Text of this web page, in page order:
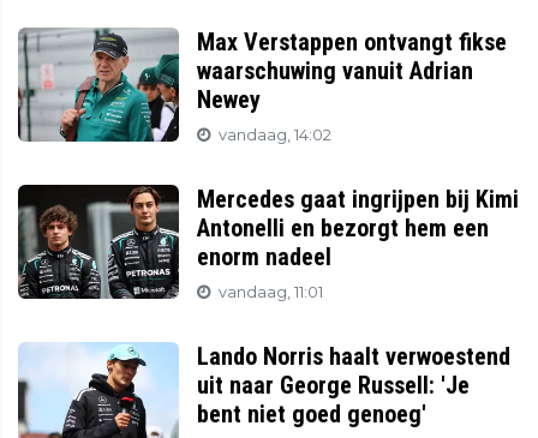
Max Verstappen ontvangt fikse
waarschuwing vanuit Adrian
Newey
vandaag, 14:02
Mercedes gaat ingrijpen bij Kimi
Antonelli en bezorgt hem een
enorm nadeel
vandaag, 11:01
Lando Norris haalt verwoestend
uit naar George Russell: 'Je
bent niet goed genoeg'